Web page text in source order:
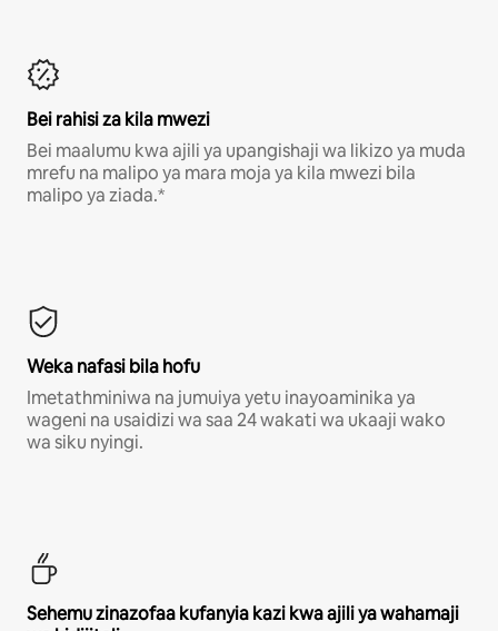
Bei rahisi za kila mwezi
Bei maalumu kwa ajili ya upangishaji wa likizo ya muda
mrefu na malipo ya mara moja ya kila mwezi bila
malipo ya ziada.*
Weka nafasi bila hofu
Imetathminiwa na jumuiya yetu inayoaminika ya
wageni na usaidizi wa saa 24 wakati wa ukaaji wako
wa siku nyingi.
Sehemu zinazofaa kufanyia kazi kwa ajili ya wahamaji